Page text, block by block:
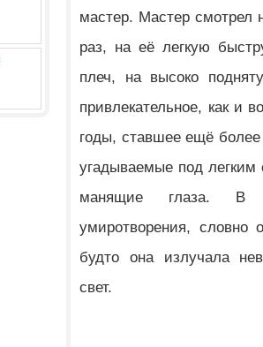
мастер. Мастер смотрел
раз, на её легкую
плеч, на высоко
привлекательное, как и
годы, ставшее ещё
угадываемые под
манящие глаза. В
умиротворения,
будто она излучала
свет.